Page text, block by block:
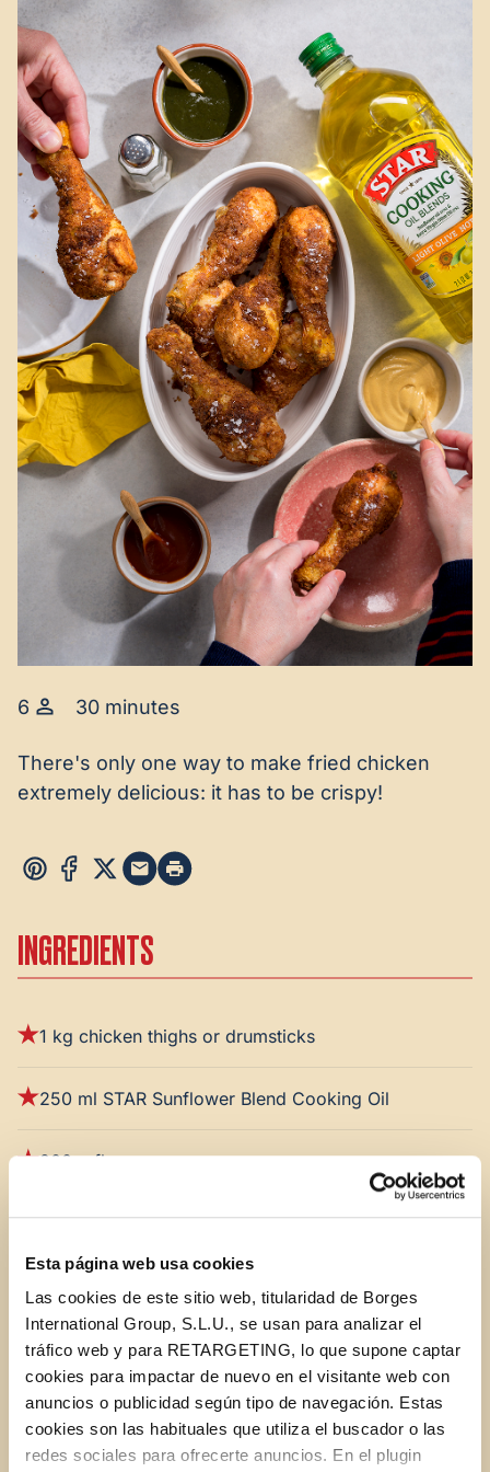
Esta página web usa cookies
Las cookies de este sitio web, titularidad de Borges
International Group, S.L.U., se usan para analizar el
tráfico web y para RETARGETING, lo que supone captar
cookies para impactar de nuevo en el visitante web con
anuncios o publicidad según tipo de navegación. Estas
cookies son las habituales que utiliza el buscador o las
redes sociales para ofrecerte anuncios. En el plugin
6 30 minutes
There's only one way to make fried chicken
extremely delicious: it has to be crispy!
INGREDIENTS
1 kg chicken thighs or drumsticks
250 ml STAR Sunflower Blend Cooking Oil
200 g flour
1 teaspoon paprika
Salt and pepper
2 large eggs